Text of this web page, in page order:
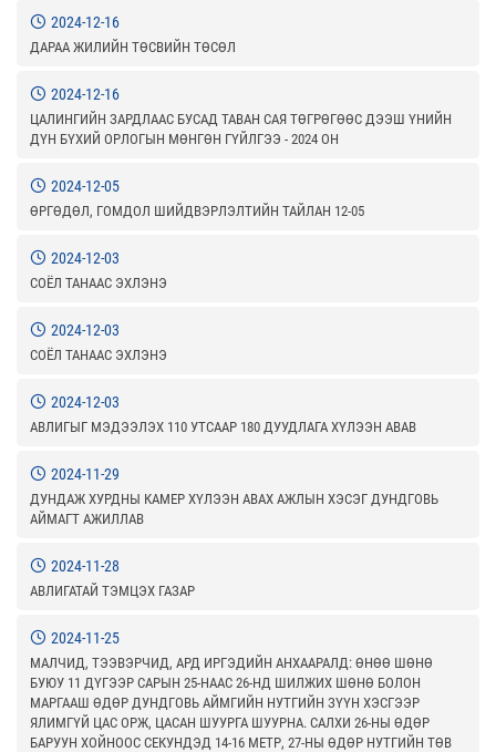
2024-12-16
ДАРАА ЖИЛИЙН ТӨСВИЙН ТӨСӨЛ
2024-12-16
ЦАЛИНГИЙН ЗАРДЛААС БУСАД ТАВАН САЯ ТӨГРӨГӨӨС ДЭЭШ ҮНИЙН
ДҮН БҮХИЙ ОРЛОГЫН МӨНГӨН ГҮЙЛГЭЭ - 2024 ОН
2024-12-05
ӨРГӨДӨЛ, ГОМДОЛ ШИЙДВЭРЛЭЛТИЙН ТАЙЛАН 12-05
2024-12-03
СОЁЛ ТАНААС ЭХЛЭНЭ
2024-12-03
СОЁЛ ТАНААС ЭХЛЭНЭ
2024-12-03
АВЛИГЫГ МЭДЭЭЛЭХ 110 УТСААР 180 ДУУДЛАГА ХҮЛЭЭН АВАВ
2024-11-29
ДУНДАЖ ХУРДНЫ КАМЕР ХҮЛЭЭН АВАХ АЖЛЫН ХЭСЭГ ДУНДГОВЬ
АЙМАГТ АЖИЛЛАВ
2024-11-28
АВЛИГАТАЙ ТЭМЦЭХ ГАЗАР
2024-11-25
МАЛЧИД, ТЭЭВЭРЧИД, АРД ИРГЭДИЙН АНХААРАЛД: ӨНӨӨ ШӨНӨ
БУЮУ 11 ДҮГЭЭР САРЫН 25-НААС 26-НД ШИЛЖИХ ШӨНӨ БОЛОН
МАРГААШ ӨДӨР ДУНДГОВЬ АЙМГИЙН НУТГИЙН ЗҮҮН ХЭСГЭЭР
ЯЛИМГҮЙ ЦАС ОРЖ, ЦАСАН ШУУРГА ШУУРНА. САЛХИ 26-НЫ ӨДӨР
БАРУУН ХОЙНООС СЕКУНДЭД 14-16 МЕТР, 27-НЫ ӨДӨР НУТГИЙН ТӨВ